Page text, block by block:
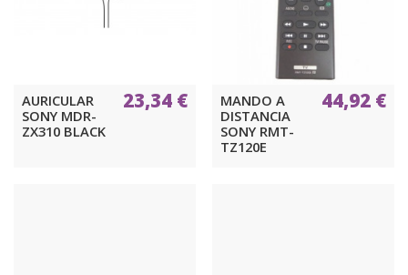
AURICULAR
SONY MDR-
ZX310 BLACK
23,34 €
MANDO A
DISTANCIA
SONY RMT-
TZ120E
44,92 €